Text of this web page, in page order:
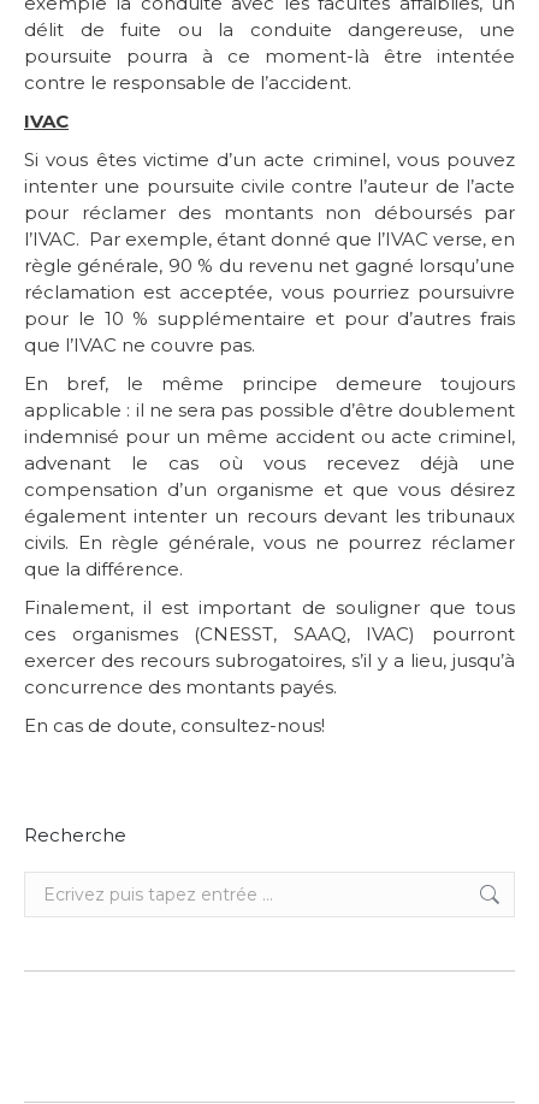
délit de fuite ou la conduite dangereuse, une
poursuite pourra à ce moment-là être intentée
contre le responsable de l’accident.
IVAC
Si vous êtes victime d’un acte criminel, vous pouvez
intenter une poursuite civile contre l’auteur de l’acte
pour réclamer des montants non déboursés par
l’IVAC. Par exemple, étant donné que l’IVAC verse, en
règle générale, 90 % du revenu net gagné lorsqu’une
réclamation est acceptée, vous pourriez poursuivre
pour le 10 % supplémentaire et pour d’autres frais
que l’IVAC ne couvre pas.
En bref, le même principe demeure toujours
applicable : il ne sera pas possible d’être doublement
indemnisé pour un même accident ou acte criminel,
advenant le cas où vous recevez déjà une
compensation d’un organisme et que vous désirez
également intenter un recours devant les tribunaux
civils. En règle générale, vous ne pourrez réclamer
que la différence.
Finalement, il est important de souligner que tous
ces organismes (CNESST, SAAQ, IVAC) pourront
exercer des recours subrogatoires, s’il y a lieu, jusqu’à
concurrence des montants payés.
En cas de doute, consultez-nous!
Recherche
Recherche